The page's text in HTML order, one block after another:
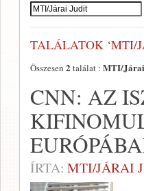
Szerző:
TALÁLATOK ‘MTI/
Összesen 2 találat : MTI/
CNN: AZ
ÍRTA: MTI/JÁRAI